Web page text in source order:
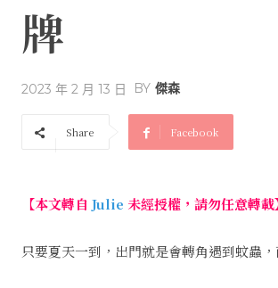
牌
2023 年 2 月 13 日 BY 傑森
Share Facebook
【本文轉自 Julie 未經授權，請勿任意轉載
只要夏天一到，出門就是會轉角遇到蚊蟲